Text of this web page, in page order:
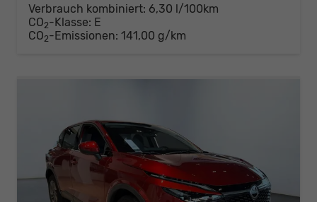
Verbrauch kombiniert: 6,30 l/100km
CO2-Klasse: E
CO2-Emissionen: 141,00 g/km